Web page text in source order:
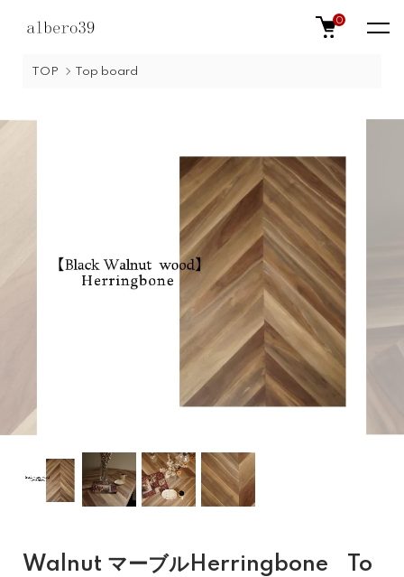
0
TOP Top board
Walnut マーブルHerringbone To